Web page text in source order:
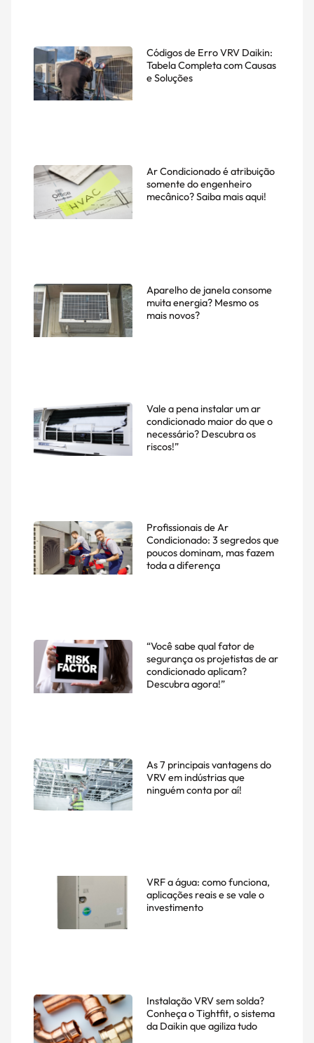
Códigos de Erro VRV Daikin:
Tabela Completa com Causas
e Soluções
Ar Condicionado é atribuição
somente do engenheiro
mecânico? Saiba mais aqui!
Aparelho de janela consome
muita energia? Mesmo os
mais novos?
Vale a pena instalar um ar
condicionado maior do que o
necessário? Descubra os
riscos!”
Profissionais de Ar
Condicionado: 3 segredos que
poucos dominam, mas fazem
toda a diferença
“Você sabe qual fator de
segurança os projetistas de ar
condicionado aplicam?
Descubra agora!”
As 7 principais vantagens do
VRV em indústrias que
ninguém conta por aí!
VRF a água: como funciona,
aplicações reais e se vale o
investimento
Instalação VRV sem solda?
Conheça o Tightfit, o sistema
da Daikin que agiliza tudo